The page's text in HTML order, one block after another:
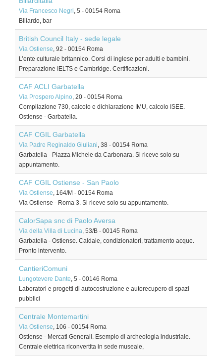
Via Francesco Negri, 5 - 00154 Roma
Biliardo, bar
British Council Italy - sede legale
Via Ostiense, 92 - 00154 Roma
L’ente culturale britannico. Corsi di inglese per adulti e bambini.
Preparazione IELTS e Cambridge. Certificazioni.
CAF ACLI Garbatella
Via Prospero Alpino, 20 - 00154 Roma
Compilazione 730, calcolo e dichiarazione IMU, calcolo ISEE.
Ostiense - Garbatella.
CAF CGIL Garbatella
Via Padre Reginaldo Giuliani, 38 - 00154 Roma
Garbatella - Piazza Michele da Carbonara. Si riceve solo su
appuntamento.
CAF CGIL Ostiense - San Paolo
Via Ostiense, 164/M - 00154 Roma
Via Ostiense - Roma 3. Si riceve solo su appuntamento.
CalorSapa snc di Paolo Aversa
Via della Villa di Lucina, 53/B - 00145 Roma
Garbatella - Ostiense. Caldaie, condizionatori, trattamento acque.
Pronto intervento.
CantieriComuni
Lungotevere Dante, 5 - 00146 Roma
Laboratori e progetti di autocostruzione e autorecupero di spazi
pubblici
Centrale Montemartini
Via Ostiense, 106 - 00154 Roma
Ostiense - Mercati Generali. Esempio di archeologia industriale.
Centrale elettrica riconvertita in sede museale,